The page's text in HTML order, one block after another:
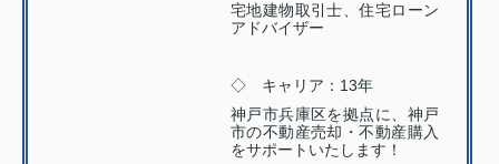
宅地建物取引士、住宅ローン
アドバイザー
◇ キャリア：13年
神戸市兵庫区を拠点に、神戸
市の不動産売却・不動産購入
をサポートいたします！